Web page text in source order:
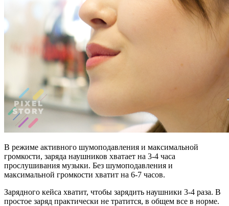
В режиме активного шумоподавления и максимальной
громкости, заряда наушников хватает на 3-4 часа
прослушивания музыки. Без шумоподавления и
максимальной громкости хватит на 6-7 часов.
Зарядного кейса хватит, чтобы зарядить наушники 3-4 раза. В
простое заряд практически не тратится, в общем все в норме.